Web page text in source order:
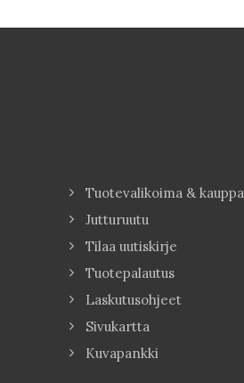
Tuotevalikoima & kauppa
Jutturuutu
Tilaa uutiskirje
Tuotepalautus
Laskutusohjeet
Sivukartta
Kuvapankki